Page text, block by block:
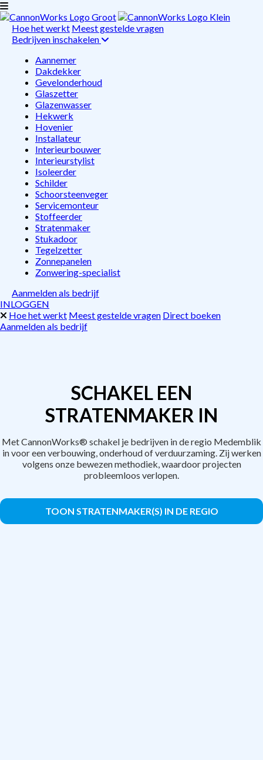
Hoe het werkt Meest gestelde vragen
Bedrijven inschakelen
Aannemer
Dakdekker
Gevelonderhoud
Glaszetter
Glazenwasser
Hekwerk
Hovenier
Installateur
Interieurbouwer
Interieurstylist
Isoleerder
Schilder
Schoorsteenveger
Servicemonteur
Stoffeerder
Stratenmaker
Stukadoor
Tegelzetter
Zonnepanelen
Zonwering-specialist
Aanmelden als bedrijf
INLOGGEN
Hoe het werkt Meest gestelde vragen Direct boeken
Aanmelden als bedrijf
SCHAKEL EEN
STRATENMAKER IN
Met CannonWorks® schakel je bedrijven in de regio Medemblik
in voor een verbouwing, onderhoud of verduurzaming. Zij werken
volgens onze bewezen methodiek, waardoor projecten
probleemloos verlopen.
TOON STRATENMAKER(S) IN DE REGIO